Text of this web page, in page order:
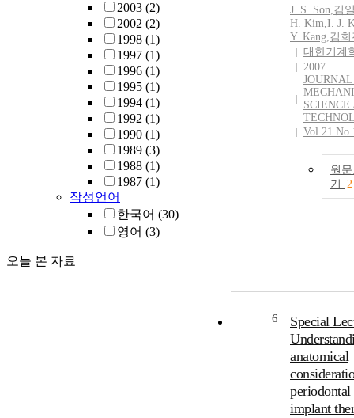
2003 (2)
2002 (2)
1998 (1)
1997 (1)
1996 (1)
1995 (1)
1994 (1)
1992 (1)
1990 (1)
1989 (3)
1988 (1)
1987 (1)
작성언어
한국어 (30)
영어 (3)
오늘 본 자료
J. S. Son,김
H. Kim,I. J.
Y. Kang,김희
대한기계
2007
SCIENCE
Vol.21
원
기
2
6
Special
anatomical
implant